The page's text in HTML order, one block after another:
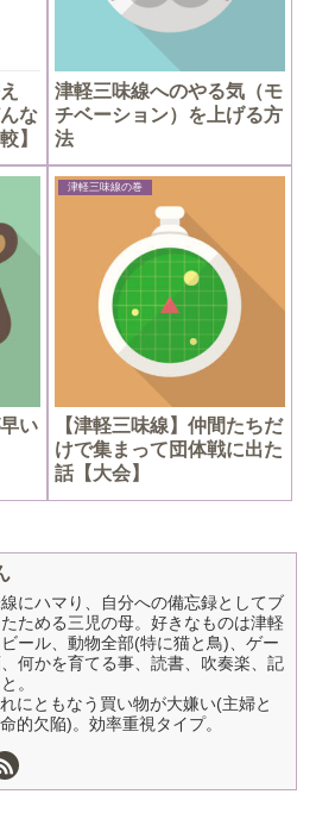
な
】
津軽三味線へのやる気（モ
チベーション）を上げる方
法
い
津軽三味線の巻
【津軽三味線】仲間たちだ
けで集まって団体戦に出た
話【大会】
にハマり、自分への備忘録としてブ
ためる三児の母。好きなものは津軽
ール、動物全部(特に猫と鳥)、ゲー
何かを育てる事、読書、吹奏楽、記
。
にともなう買い物が大嫌い(主婦と
的欠陥)。効率重視タイプ。